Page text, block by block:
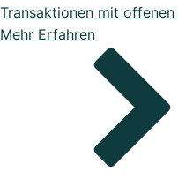
Transaktionen mit
Mehr Erfahren